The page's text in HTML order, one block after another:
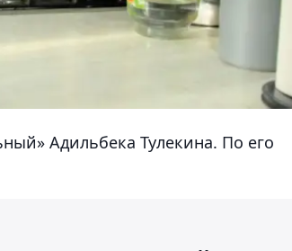
Адильбека Тулекина. По его